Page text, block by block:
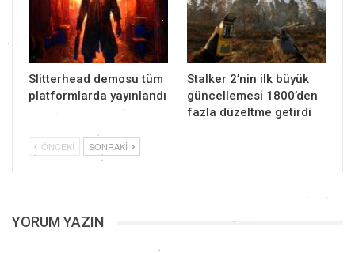
Slitterhead demosu tüm
platformlarda yayınlandı
Stalker 2’nin ilk büyük
güncellemesi 1800’den
fazla düzeltme getirdi
ÖNCEKI SONRAKI
YORUM YAZIN